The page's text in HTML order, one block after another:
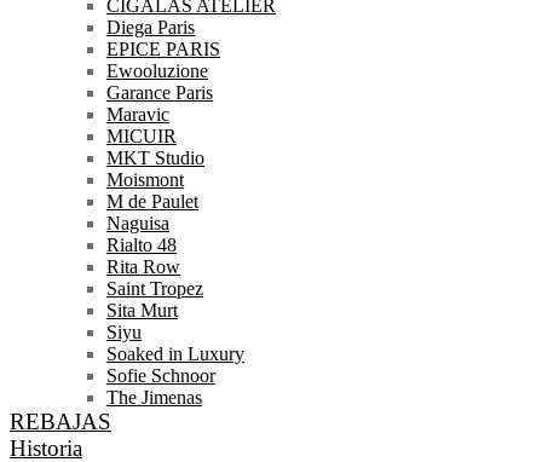
CIGALAS ATELIER
Diega Paris
EPICE PARIS
Ewooluzione
Garance Paris
Maravic
MICUIR
MKT Studio
Moismont
M de Paulet
Naguisa
Rialto 48
Rita Row
Saint Tropez
Sita Murt
Siyu
Soaked in Luxury
Sofie Schnoor
The Jimenas
REBAJAS
Historia